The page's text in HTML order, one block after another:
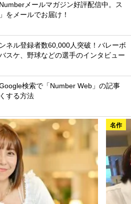
メールマガジン好評配信中。ス
をメールでお届け！
ネル登録者数60,000人突破！バレーボ
スケ、野球などの選手のインタビュー
Google検索で「Number Web」の記事
する方法
名作